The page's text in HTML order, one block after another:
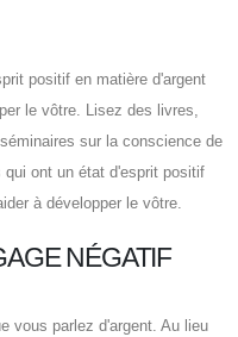
positif en matière d'argent
le vôtre. Lisez des livres,
sur la conscience de
qui ont un état d'esprit positif
à développer le vôtre.
NÉGATIF
vous parlez d'argent. Au lieu